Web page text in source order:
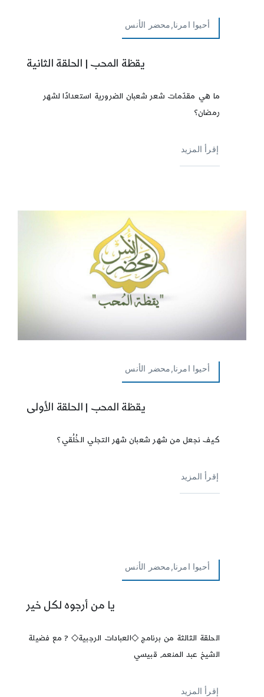
أحيوا امرنا,محضر الأنس
يقظة المحب | الحلقة الثانية
ما هي مقدّمات شعر شعبان الضرورية استعدادًا لشهر
رمضان؟
إقرأ المزيد
أحيوا امرنا,محضر الأنس
يقظة المحب | الحلقة الأولى
كيف نجعل من شهر شعبان شهر التجلي الخُلُقي؟
إقرأ المزيد
أحيوا امرنا,محضر الأنس
يا من أرجوه لكل خير
الحلقة الثالثة من برنامج ◇العبادات الرجبية◇ ?️ مع فضيلة
الشيخ عبد المنعم قبيسي
إقرأ المزيد